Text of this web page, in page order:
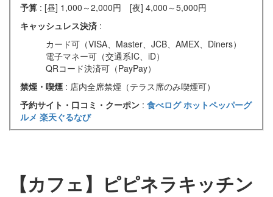
予算 : [昼] 1,000～2,000円 [夜] 4,000～5,000円
キャッシュレス決済 :
カード可（VISA、Master、JCB、AMEX、Diners）
電子マネー可（交通系IC、iD）
QRコード決済可（PayPay）
禁煙・喫煙 : 店内全席禁煙（テラス席のみ喫煙可）
予約サイト・口コミ・クーポン : 食べログホットペッパーグ
ルメ 楽天ぐるなび
【カフェ】ピピネラキッチン